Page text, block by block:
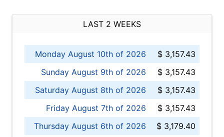
LAST 2 WEEKS
Monday August 10th of 2026
$ 3,157.43
Sunday August 9th of 2026
$ 3,157.43
Saturday August 8th of 2026
$ 3,157.43
Friday August 7th of 2026
$ 3,157.43
Thursday August 6th of 2026
$ 3,179.40